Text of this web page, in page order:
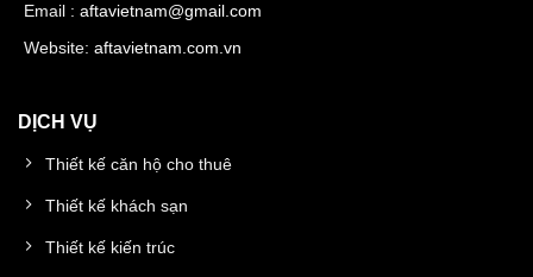
Email : aftavietnam@gmail.com
Website: aftavietnam.com.vn
DỊCH VỤ
Thiết kế căn hộ cho thuê
Thiết kế khách sạn
Thiết kế kiến trúc